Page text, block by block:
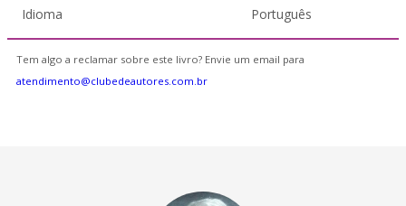
Idioma Português
Tem algo a reclamar sobre este livro? Envie um email para
atendimento@clubedeautores.com.br